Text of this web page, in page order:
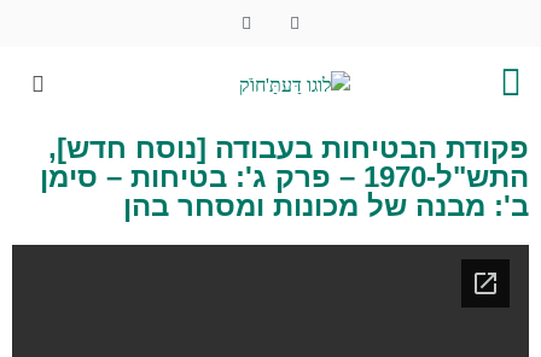
פקודת הבטיחות בעבודה [נוסח חדש],
התש"ל-1970 – פרק ג': בטיחות – סימן
ב': מבנה של מכונות ומסחר בהן